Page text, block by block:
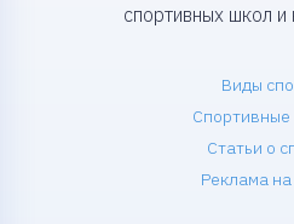
спортивных школ и
Виды
Спортивные
Статьи о
Реклама на